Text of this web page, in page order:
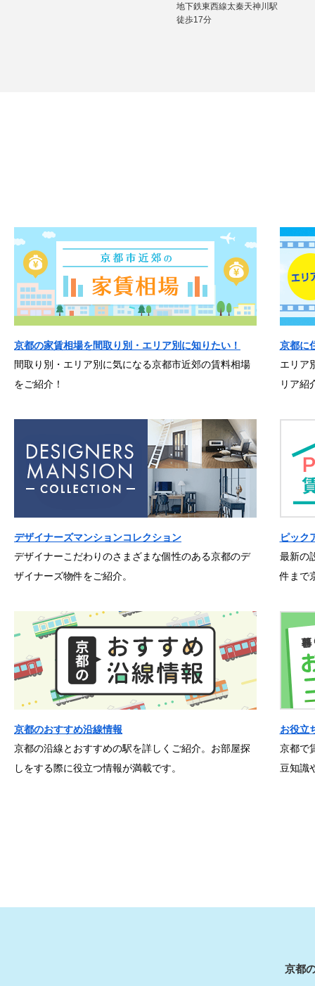
地下鉄東西線太秦天神川駅
徒歩17分
京都の家賃相場を間取り別・エリア別に知りたい！
間取り別・エリア別に気になる京都市近郊の賃料相場
をご紹介！
京都に
エリア
リア紹
デザイナーズマンションコレクション
デザイナーこだわりのさまざまな個性のある京都のデ
ザイナーズ物件をご紹介。
ピック
最新の
件まで
京都のおすすめ沿線情報
京都の沿線とおすすめの駅を詳しくご紹介。お部屋探
しをする際に役立つ情報が満載です。
お役立
京都で
豆知識
京都